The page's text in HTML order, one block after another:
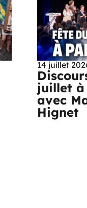
14 juillet
juillet à
avec
Hignet